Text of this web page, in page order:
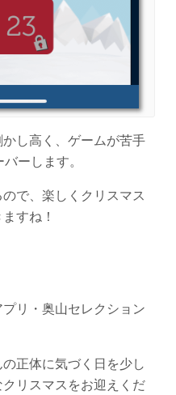
し高く、ゲームが苦手
ーします。
で、楽しくクリスマス
すね！
リ・奥山セレクション
正体に気づく日を少し
リスマスをお迎えくだ